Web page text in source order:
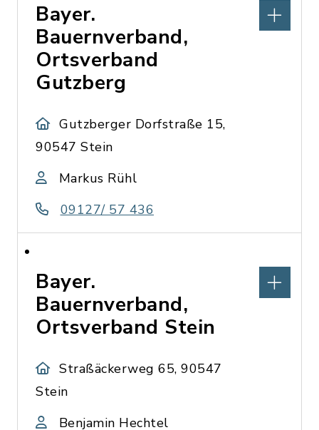
Bayer.
Bauernverband,
Ortsverband
Gutzberg
Gutzberger Dorfstraße 15,
90547 Stein
Markus Rühl
09127/ 57 436
Bayer.
Bauernverband,
Ortsverband Stein
Straßäckerweg 65, 90547
Stein
Benjamin Hechtel